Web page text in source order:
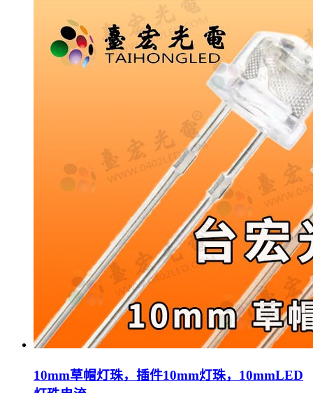
10mm草帽灯珠，插件10mm灯珠，10mmLED